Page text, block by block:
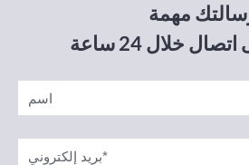
مهمة
خلال 24 ساعة